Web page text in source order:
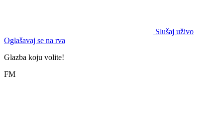
Slušaj uživo
Oglašavaj se na rva
Glazba koju volite!
FM